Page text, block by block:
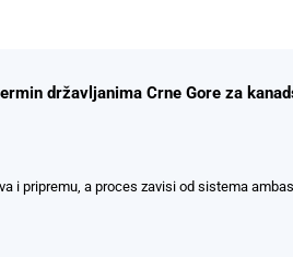
državljanima Crne Gore za
i pripremu, a proces zavisi od sistema